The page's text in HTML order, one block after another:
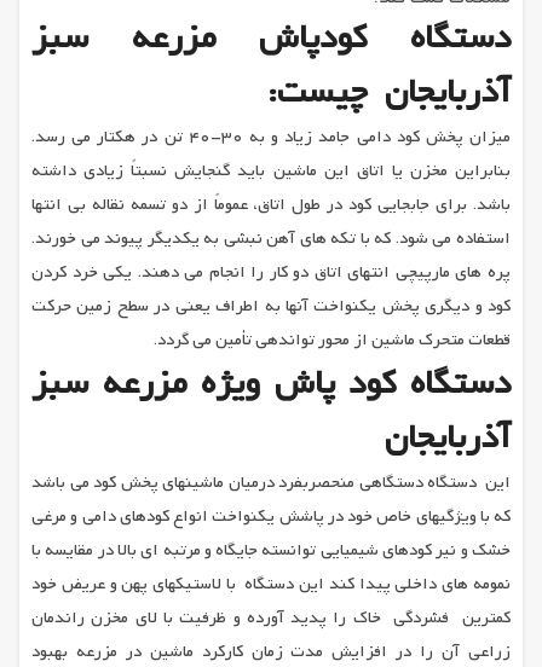
دستگاه کودپاش مزرعه سبز
آذربایجان چیست:
میزان پخش کود دامی جامد زیاد و به 30-40 تن در هکتار می رسد.
بنابراین مخزن یا اتاق این ماشین باید گنجایش نسبتاً زیادی داشته
باشد. برای جابجایی کود در طول اتاق، عموماً از دو تسمه نقاله بی انتها
استفاده می شود. که با تکه های آهن نبشی به یکدیگر پیوند می خورند.
پره های مارپیچی انتهای اتاق دو کار را انجام می دهند. یکی خرد کردن
کود و دیگری پخش یکنواخت آنها به اطراف یعنی در سطح زمین حرکت
قطعات متحرک ماشین از محور تواندهی تأمین می گردد.
دستگاه کود پاش ویژه مزرعه سبز
آذربایجان
این دستگاه دستگاهی منحصربفرد درمیان ماشینهای پخش کود می باشد
که با ویژگیهای خاص خود در پاشش یکنواخت انواع کودهای دامی و مرغی
خشک و نیر کودهای شیمیایی توانسته جایگاه و مرتبه ای بالا در مقایسه با
نمومه های داخلی پیدا کند این دستگاه با لاستیکهای پهن و عریض خود
کمترین فشردگی خاک را پدید آورده و ظرفیت با لای مخزن راندمان
زراعی آن را در افزایش مدت زمان کارکرد ماشین در مزرعه بهبود